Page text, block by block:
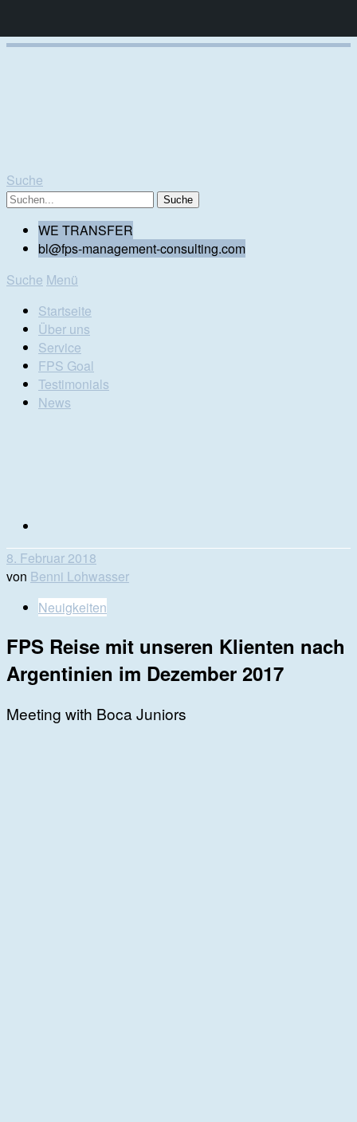
Suche
WE TRANSFER
bl@fps-management-consulting.com
Suche Menü
Startseite
Über uns
Service
FPS Goal
Testimonials
News
8. Februar 2018
von Benni Lohwasser
Neuigkeiten
FPS Reise mit unseren Klienten nach
Argentinien im Dezember 2017
Meeting with Boca Juniors